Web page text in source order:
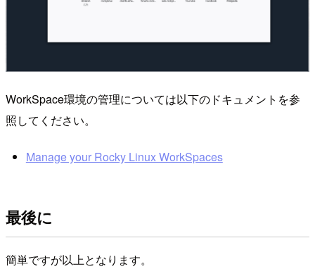
WorkSpace環境の管理については以下のドキュメントを参
照してください。
Manage your Rocky Linux WorkSpaces
最後に
簡単ですが以上となります。